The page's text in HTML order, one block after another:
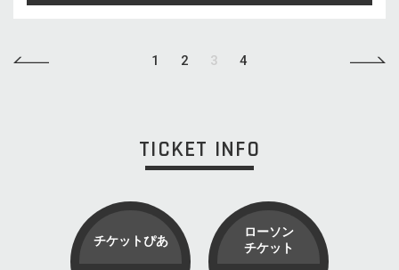
1 2 3 4
TICKET INFO
チケットぴあ
ローソン
チケット